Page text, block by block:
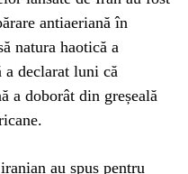
antiaeriană în
natura haotică a
declarat luni că
a doborât din greșeală
au spus pentru